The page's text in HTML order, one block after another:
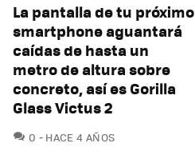
La pantalla de tu próximo
smartphone aguantará
caídas de hasta un
metro de altura sobre
concreto, así es Gorilla
Glass Victus 2
0 COMENTARIOS
HACE 4 AÑOS